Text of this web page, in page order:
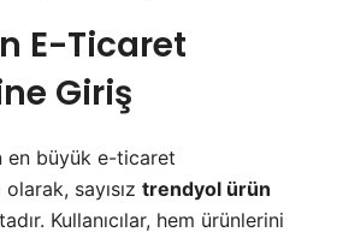
E-Ticaret
Giriş
en büyük e-ticaret
sayısız trendyol ürün
Kullanıcılar, hem ürünlerini